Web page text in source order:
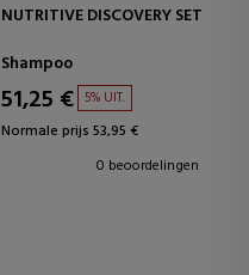
NUTRITIVE DISCOVERY SET
Shampoo
51,25 € 5% UIT.
Normale prijs 53,95 €
0 beoordelingen